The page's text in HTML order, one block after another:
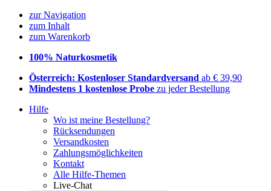
zur Navigation
zum Inhalt
zum Warenkorb
100% Naturkosmetik
Österreich: Kostenloser Standardversand ab € 39,90
Mindestens 1 kostenlose Probe zu jeder Bestellung
Hilfe
Wo ist meine Bestellung?
Rücksendungen
Versandkosten
Zahlungsmöglichkeiten
Kontakt
Alle Hilfe-Themen
Live-Chat